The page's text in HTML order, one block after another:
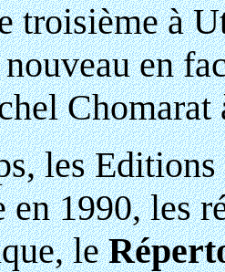
troisième à
en
Chomarat
les Editions
1990, les
le